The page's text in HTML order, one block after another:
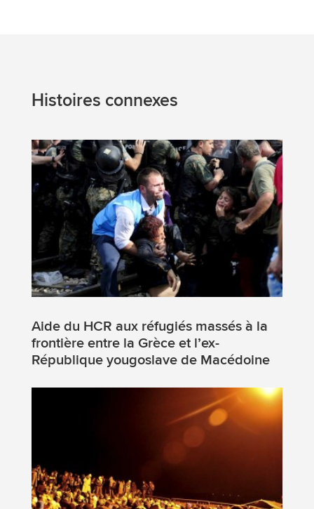
Histoires connexes
Aide du HCR aux réfugiés massés à la
frontière entre la Grèce et l’ex-
République yougoslave de Macédoine